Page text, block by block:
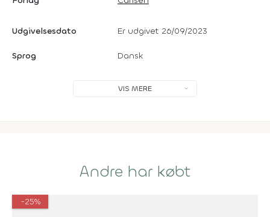
Udgivelsesdato Er udgivet 26/09/2023
Sprog Dansk
VIS MERE
Andre har købt
-25%